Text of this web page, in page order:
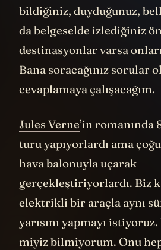
bildiğiniz, duyduğunuz,
da belgeselde izlediğiniz
destinasyonlar varsa
Bana soracağınız sorular
cevaplamaya çalışacağım.
Jules Verne’in romanında
turu yapıyorlardı ama
hava balonuyla uçarak
gerçekleştiriyorlardı. Biz
elektrikli bir araçla aynı
yarısını yapmayı
miyiz bilmiyorum. Onu